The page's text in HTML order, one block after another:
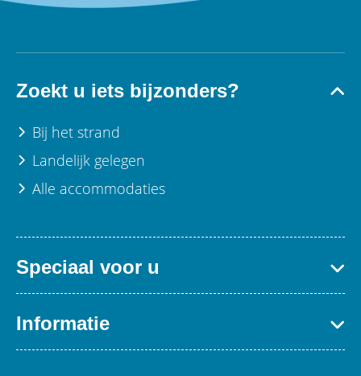
Zoekt u iets bijzonders?
Bij het strand
Landelijk gelegen
Alle accommodaties
Speciaal voor u
Scholen
Informatie